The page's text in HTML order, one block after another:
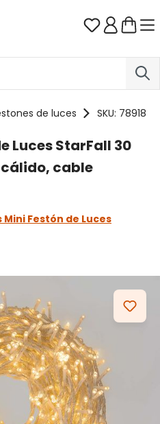
Tienes 0
de luces SKU: 78918
Luces StarFall 30
cálido, cable
Festón de Luces